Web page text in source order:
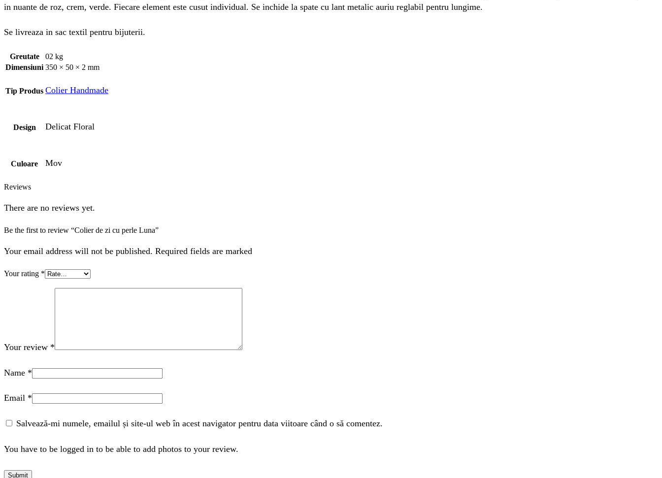
in nuante de roz, crem, verde. Fiecare element este cusut individual. Se inchide la spate cu lant metalic auriu reglabil pentru lungime.
Se livreaza in sac textil pentru bijuterii.
Greutate
02 kg
Dimensiuni 350 × 50 × 2 mm
Tip Produs Colier Handmade
Design Delicat Floral
Culoare Mov
Reviews
There are no reviews yet.
Be the first to review “Colier de zi cu perle Luna”
Your email address will not be published. Required fields are marked
Your rating *
Your review *
Name *
Email *
Salvează-mi numele, emailul și site-ul web în acest navigator pentru data viitoare când o să comentez.
You have to be logged in to be able to add photos to your review.